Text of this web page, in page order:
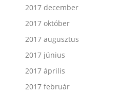
2017 december
2017 október
2017 augusztus
2017 június
2017 április
2017 február